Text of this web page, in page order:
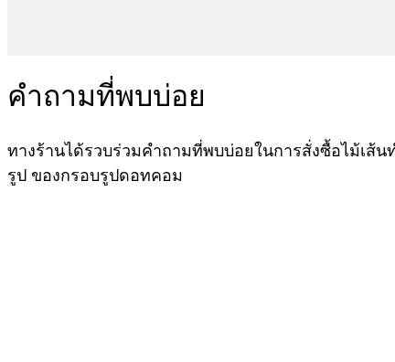
คำถามที่พบบ่อย
ทางร้านได้รวบร่วมคำถามที่พบบ่อยในการสั่งซื้อไม้เส้น
รูป ของกรอบรูปดอทคอม